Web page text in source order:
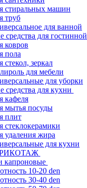
стиральных машин
труб
для ванной
средства для гостинной
ковров
пола
стекол, зеркал
для мебели
для уборки
средства для кухни
кафеля
мытья посуды
плит
стеклокерамики
удаления жира
для кухни
капроновые
10-20 den
30-40 den